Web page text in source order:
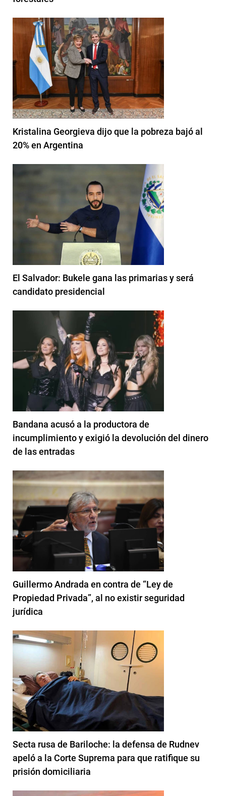
Kristalina Georgieva dijo que la pobreza bajó al
20% en Argentina
El Salvador: Bukele gana las primarias y será
candidato presidencial
Bandana acusó a la productora de
incumplimiento y exigió la devolución del dinero
de las entradas
Guillermo Andrada en contra de “Ley de
Propiedad Privada”, al no existir seguridad
jurídica
Secta rusa de Bariloche: la defensa de Rudnev
apeló a la Corte Suprema para que ratifique su
prisión domiciliaria